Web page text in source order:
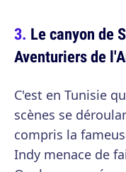
Le canyon de
Aventuriers de
C'est en Tunisie
scènes se
compris la
Indy menace de